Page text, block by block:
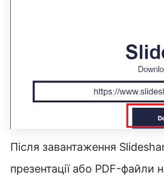
Після завантаження
презентації або PDF-